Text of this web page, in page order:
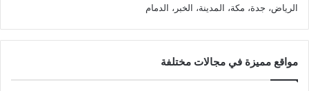
الرياض، جدة، مكة، المدينة، الخبر، الدمام
مواقع مميزة في مجالات مختلفة